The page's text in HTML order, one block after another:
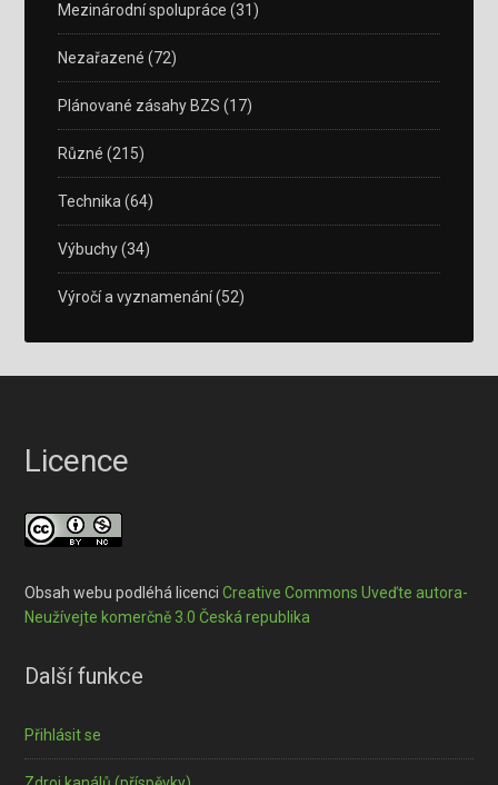
Mezinárodní spolupráce (31)
Nezařazené (72)
Plánované zásahy BZS (17)
Různé (215)
Technika (64)
Výbuchy(34)
Výročí a vyznamenání(52)
Licence
Obsah webu podléhá licenciCreative Commons Uveďte autora-
Neužívejte komerčně 3.0 Česká republika
Další funkce
Přihlásit se